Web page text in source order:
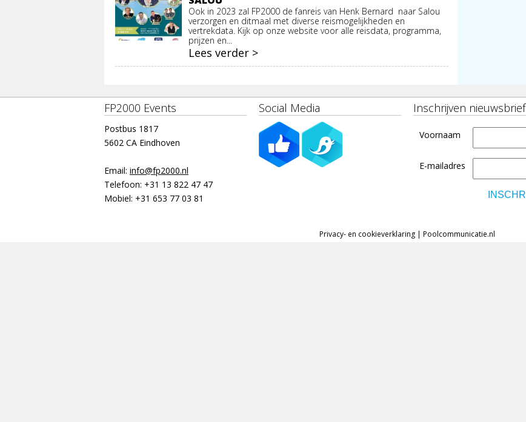
Ook in 2023 zal FP2000 de fanreis van Henk Bernard naar Salou
verzorgen en ditmaal met diverse reismogelijkheden en
vertrekdata. Kijk op onze website voor alle reisdata, programma,
prijzen en...
Lees verder >
FP2000 Events
Postbus 1817
5602 CA Eindhoven
Email: info@fp2000.nl
Telefoon: +31 13 822 47 47
Mobiel: +31 653 77 03 81
Social Media Inschrijven nieuwsbrief
Voornaam
E-mailadres
Privacy- en cookieverklaring | Poolcommunicatie.nl